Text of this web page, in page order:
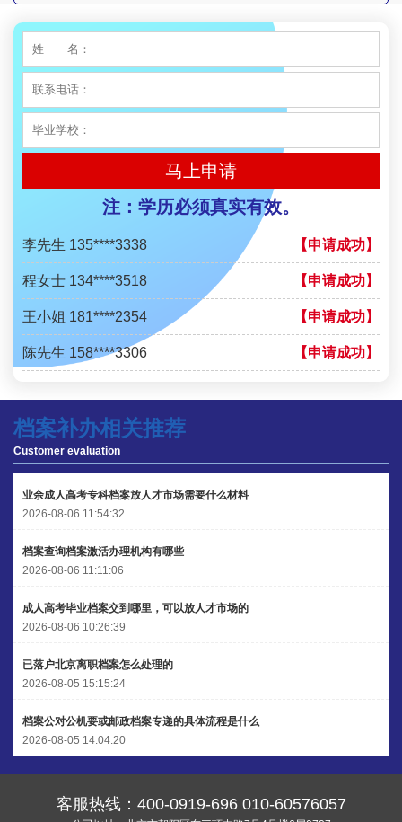
马上申请
注：学历必须真实有效。
王小姐 181****2354
李先生 137****1923
程女士 136****3253
陈先生 189****1098
李先生 135****3338 【申请成功】
程女士 134****3518 【申请成功】
王小姐 181****2354 【申请成功】
陈先生 158****3306 【申请成功】
程女士 136****3253
王小姐 185****2848
陈先生 189****1098
档案补办相关推荐
Customer evaluation
业余成人高考专科档案放人才市场需要什么材料
2026-08-06 11:54:32
档案查询档案激活办理机构有哪些
2026-08-06 11:11:06
成人高考毕业档案交到哪里，可以放人才市场的
2026-08-06 10:26:39
已落户北京离职档案怎么处理的
2026-08-05 15:15:24
档案公对公机要或邮政档案专递的具体流程是什么
2026-08-05 14:04:20
客服热线： 400-0919-696 010-60576057